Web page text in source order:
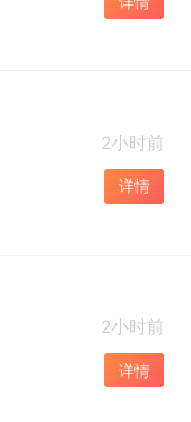
2小时前
详情
2小时前
详情